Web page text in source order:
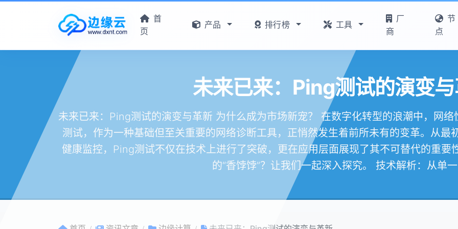
首
页
产品 排行榜 工具
厂
商
节
点
未来已来：Ping测试的演变
未来已来：Ping测试的演变与革新 为什么成为市场新宠？ 在数字化转型的浪潮中，网
测试，作为一种基础但至关重要的网络诊断工具，正悄然发生着前所未有的变革。从最
健康监控，Ping测试不仅在技术上进行了突破，更在应用层面展现了其不可替代的重要
的“香饽饽”？让我们一起深入探究。 技术解析：从单